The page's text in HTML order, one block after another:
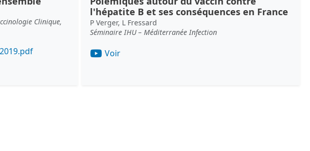
Clinique,
l'hépatite B et ses conséquences en France
P Verger, L Fressard
Séminaire IHU – Méditerranée Infection
Voir